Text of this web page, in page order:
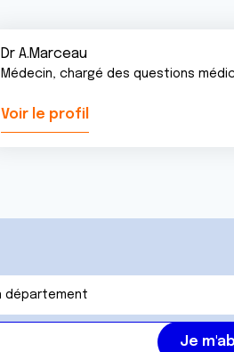
Dr A.Marceau
Médecin, chargé des questions
Voir le profil